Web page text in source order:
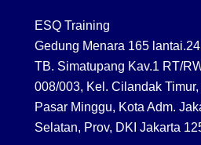
ESQ Training
Gedung Menara 165
TB. Simatupang Kav.1 RT/
008/003, Kel. Cilandak Timur,
Pasar Minggu, Kota Adm.
Selatan, Prov, DKI Jakarta